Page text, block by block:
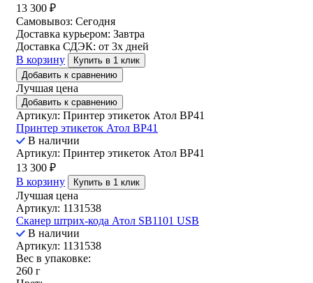
13 300 ₽
Самовывоз: Сегодня
Доставка курьером: Завтра
Доставка СДЭК: от 3х дней
В корзину
Купить в 1 клик
Добавить к сравнению
Лучшая цена
Добавить к сравнению
Артикул: Принтер этикеток Атол ВР41
Принтер этикеток Атол ВР41
В наличии
Артикул: Принтер этикеток Атол ВР41
13 300 ₽
В корзину
Купить в 1 клик
Лучшая цена
Артикул: 1131538
Сканер штрих-кода Атол SB1101 USB
В наличии
Артикул: 1131538
Вес в упаковке:
260 г